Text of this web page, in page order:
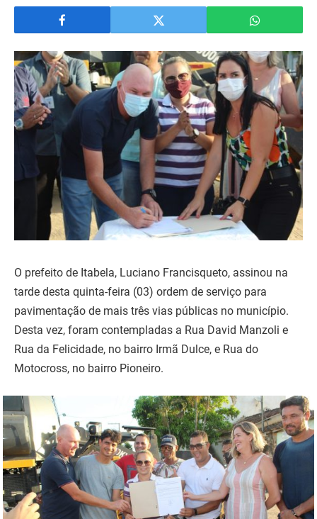
O prefeito de Itabela, Luciano Francisqueto, assinou na
tarde desta quinta-feira (03) ordem de serviço para
pavimentação de mais três vias públicas no município.
Desta vez, foram contempladas a Rua David Manzoli e
Rua da Felicidade, no bairro Irmã Dulce, e Rua do
Motocross, no bairro Pioneiro.